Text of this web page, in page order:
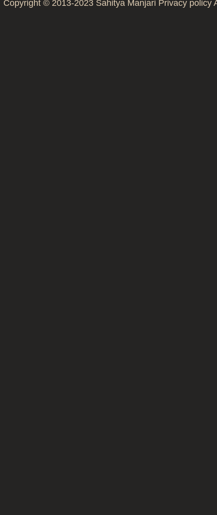
Copyright © 2013-2023 Sahitya Manjari Privacy policy